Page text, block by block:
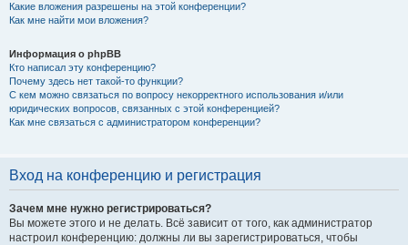
Какие вложения разрешены на этой конференции?
Как мне найти мои вложения?
Информация о phpBB
Кто написал эту конференцию?
Почему здесь нет такой-то функции?
С кем можно связаться по вопросу некорректного использования и/или
юридических вопросов, связанных с этой конференцией?
Как мне связаться с администратором конференции?
Вход на конференцию и регистрация
Зачем мне нужно регистрироваться?
Вы можете этого и не делать. Всё зависит от того, как администратор
настроил конференцию: должны ли вы зарегистрироваться, чтобы